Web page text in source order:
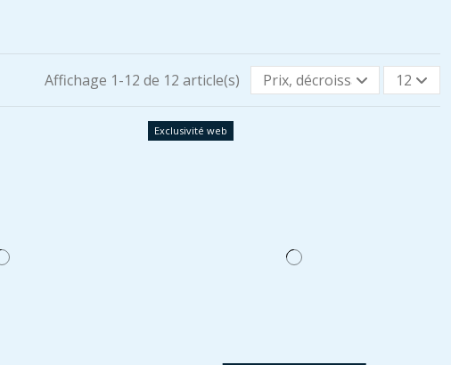
Affichage 1-12 de 12 article(s) Prix, décroissant 12
Exclusivité web